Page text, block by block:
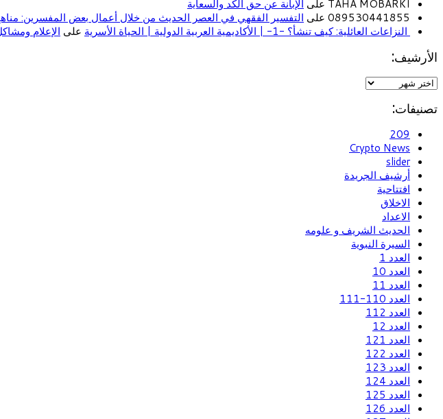
TAHA MOBARKI على
الإبانة عن حق الكد والسعاية
089530441855 على
التفسير الفقهي في العصر الحديث من خلال أعمال بعض المفسرين:
النزاعات العائلية: كيف تنشأ؟ -1- | الأكاديمية العربية الدولية | الحياة الأسرية
على الإعلام ومشاكل
الأرشيف:
تصنيفات:
209
Crypto News
slider
أرشيف الجريدة
افتتاحية
الاخلاق
الاعداد
الحديث الشريف و علومه
السيرة النبوية
العدد 1
العدد 10
العدد 11
العدد 110-111
العدد 112
العدد 12
العدد 121
العدد 122
العدد 123
العدد 124
العدد 125
العدد 126